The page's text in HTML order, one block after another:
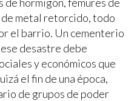
metal retorcido, todo
el barrio. Un cementerio
desastre debe
y económicos que
el fin de una época,
de grupos de poder